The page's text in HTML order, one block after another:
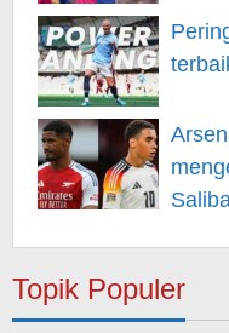
Topik Populer